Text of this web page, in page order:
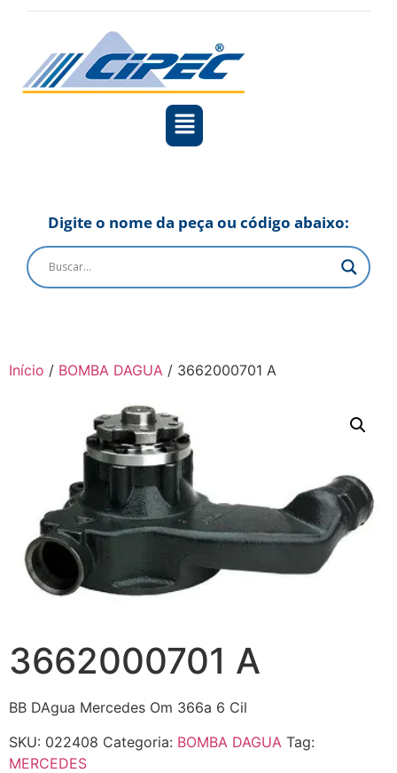
Digite o nome da peça ou código abaixo:
Início / BOMBA DAGUA / 3662000701 A
3662000701 A
BB DAgua Mercedes Om 366a 6 Cil
SKU: 022408 Categoria: BOMBA DAGUA Tag:
MERCEDES